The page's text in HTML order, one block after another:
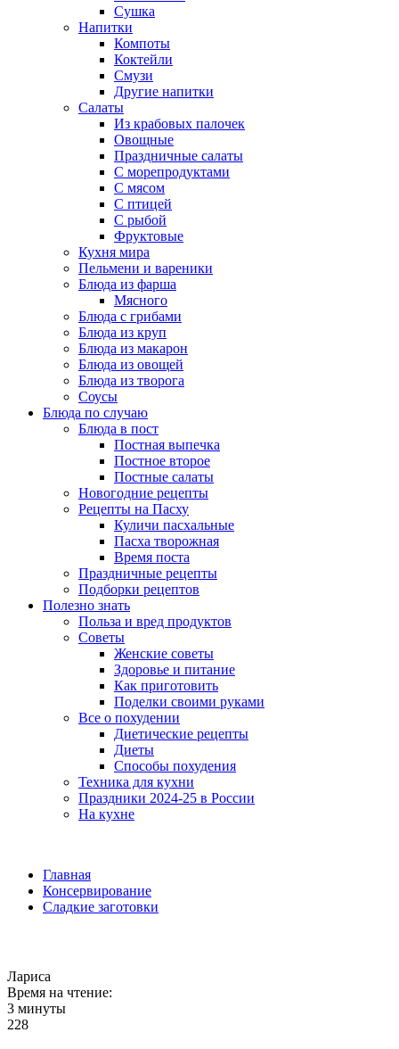
Сушка
Напитки
Компоты
Коктейли
Смузи
Другие напитки
Салаты
Из крабовых палочек
Овощные
Праздничные салаты
С морепродуктами
С мясом
С птицей
С рыбой
Фруктовые
Кухня мира
Пельмени и вареники
Блюда из фарша
Мясного
Блюда с грибами
Блюда из круп
Блюда из макарон
Блюда из овощей
Блюда из творога
Соусы
Блюда по случаю
Блюда в пост
Постная выпечка
Постное второе
Постные салаты
Новогодние рецепты
Рецепты на Пасху
Куличи пасхальные
Пасха творожная
Время поста
Праздничные рецепты
Подборки рецептов
Полезно знать
Польза и вред продуктов
Советы
Женские советы
Здоровье и питание
Как приготовить
Поделки своими руками
Все о похудении
Диетические рецепты
Диеты
Способы похудения
Техника для кухни
Праздники 2024-25 в России
На кухне
Главная
Консервирование
Сладкие заготовки
Лариса
Время на чтение:
3 минуты
228